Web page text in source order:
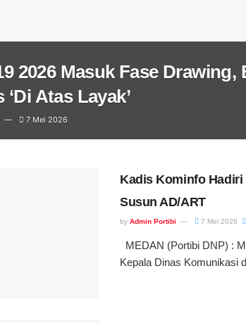
2026 Masuk Fase
Atas Layak’
7 Mei 2026
Kadis Kominfo Hadiri
Susun AD/ART
by Admin Portibi 7 Mei 2026
MEDAN (Portibi DNP) :
Kepala Dinas Komunikasi